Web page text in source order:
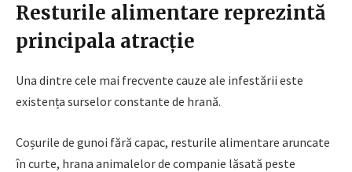
Resturile alimentare reprezintă
principala atracție
Una dintre cele mai frecvente cauze ale infestării este
existența surselor constante de hrană.
Coșurile de gunoi fără capac, resturile alimentare aruncate
în curte, hrana animalelor de companie lăsată peste